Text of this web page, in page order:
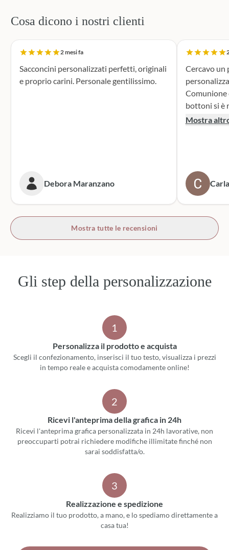
Cosa dicono i nostri clienti
2 mesi fa
Sacconcini personalizzati perfetti, originali
e proprio carini. Personale gentilissimo.
Debora Maranzano
Cercavo
Comunione di
bottoni si è
supporto
prossime
bottoni!
Mostra
Mostra tutte le recensioni
Gli step della personalizzazione
1
Personalizza il prodotto e acquista
Scegli il confezionamento, inserisci il tuo testo, visualizza i prezzi
in tempo reale e acquista comodamente online!
2
Ricevi l'anteprima della grafica in 24h
Ricevi l'anteprima grafica personalizzata in 24h lavorative, non
preoccuparti potrai richiedere modifiche illimitate finché non
sarai soddisfatta/o.
3
Realizzazione e spedizione
Realizziamo il tuo prodotto, a mano, e lo spediamo direttamente a
casa tua!